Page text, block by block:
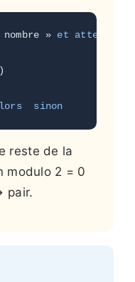
» et attendre
sinon
reste de la
modulo 2 = 0
pair.